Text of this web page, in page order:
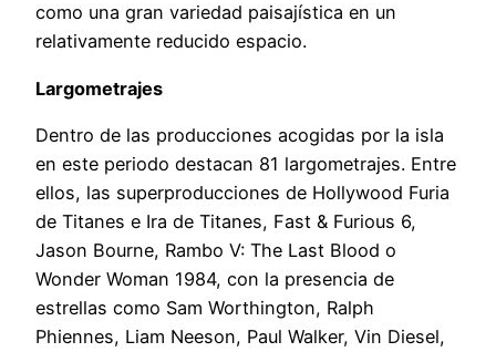
como una gran variedad paisajística en un
relativamente reducido espacio.
Largometrajes
Dentro de las producciones acogidas por la isla
en este periodo destacan 81 largometrajes. Entre
ellos, las superproducciones de Hollywood Furia
de Titanes e Ira de Titanes, Fast & Furious 6,
Jason Bourne, Rambo V: The Last Blood o
Wonder Woman 1984, con la presencia de
estrellas como Sam Worthington, Ralph
Phiennes, Liam Neeson, Paul Walker, Vin Diesel,